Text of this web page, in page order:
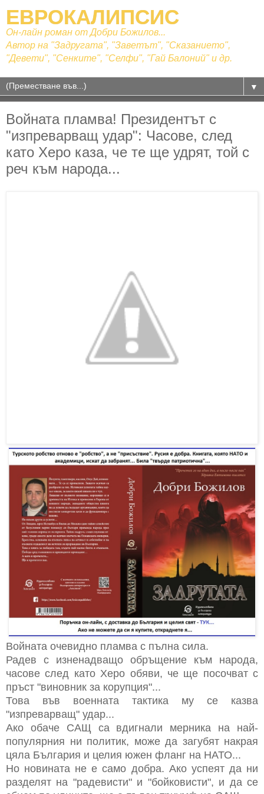
ЕВРОКАЛИПСИС
Он-лайн роман от Добри Божилов...
Автор на "Задругата", "Заветът", "Сказанието",
"Девети", "Сенките", "Селфи", "Гай Балоний" и др.
▼
Войната пламва! Президентът с
"изпреварващ удар": Часове, след
като Херо каза, че те ще удрят, той с
реч към народа...
Войната очевидно пламва с пълна сила.
Радев с изненадващо обръщение към народа,
часове след като Херо обяви, че ще посочват с
пръст "виновник за корупция"...
Това във военната тактика му се казва
"изпреварващ" удар...
Ако обаче САЩ са вдигнали мерника на най-
популярния ни политик, може да загубят накрая
цяла България и целия южен фланг на НАТО...
Но новината не е само добра. Ако успеят да ни
разделят на "радевисти" и "бойковисти", и да се